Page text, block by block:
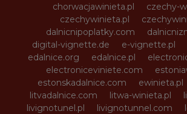
chorwacjawinieta.pl
czechy-
czechywinieta.pl
dalnicnipoplatky.com
digital-vignette.de
e-vignette.pl
edalnice.org
edalnice.pl
electroniceviniete.com
estonskadalnice.com
ewinieta.pl
litvadalnice.com
litwa-winieta.pl
livignotunel.pl
livignotunnel.com